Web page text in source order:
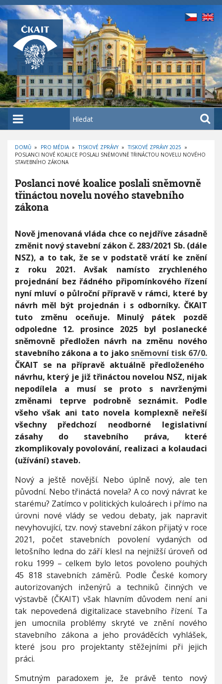
P
ř
e
j
t
k
h
l
d
D
R
E
Č
K
O
V
Á
A
E
DOMŮ » PRO MÉDIA » TISKOVÉ ZPRÁVY » TISKOVÉ ZPRÁVY 2025 »
POSLANCI NOVÉ KOALICE POSLALI SNĚMOVNĚ TŘINÁCTOU NOVELU NOVÉHO
STAVEBNÍHO ZÁKONA
Poslanci nové koalice poslali sněmovně
třináctou novelu nového stavebního
zákona
P
s
l
a
n
c
i
n
o
v
k
o
a
l
i
c
e
p
o
s
l
a
l
s
ě
m
o
v
n
ě
t
ř
i
n
á
c
t
o
u
n
o
v
e
l
Nově jmenovaná vláda chce co nejdříve zásadně
změnit nový stavební zákon č. 283/2021 Sb. (dále
NSZ), a to tak, že se v podstatě vrátí ke znění
z roku 2021. Avšak namísto zrychleného
projednání bez řádného připomínkového řízení
nyní mluví o půlroční přípravě v rámci, které by
návrh měl být projednán i s odborníky. ČKAIT
tuto změnu oceňuje. Minulý pátek pozdě
odpoledne 12. prosince 2025 byl poslanecké
sněmovně předložen návrh na změnu nového
stavebního zákona a to jako sněmovní tisk 67/0.
ČKAIT se na přípravě aktuálně předloženého
návrhu, který je již třináctou novelou NSZ, nijak
nepodílela a musí se proto s navrženými
změnami teprve podrobně seznámit. Podle
všeho však ani tato novela komplexně neřeší
všechny předchozí neodborné legislativní
zásahy do stavebního práva, které
zkomplikovaly povolování, realizaci a kolaudaci
(užívání) staveb.
Nový a ještě novější. Nebo úplně nový, ale ten
původní. Nebo třináctá novela? A co nový návrat ke
starému? Zatímco v politických kuloárech i přímo na
úrovni nové vlády se vedou debaty, jak napravit
nevyhovující, tzv. nový stavební zákon přijatý v roce
2021, počet stavebních povolení vydaných od
letošního ledna do září klesl na nejnižší úroveň od
roku 1999 – celkem bylo letos povoleno pouhých
45 818 stavebních záměrů. Podle České komory
autorizovaných inženýrů a techniků činných ve
výstavbě (ČKAIT) však hlavním důvodem není ani
tak nepovedená digitalizace stavebního řízení. Ta
jen umocnila problémy skryté ve znění nového
stavebního zákona a jeho prováděcích vyhlášek,
které jsou pro projektanty stěžejními při jejich
práci.
Smutným paradoxem je, že právě tento nový